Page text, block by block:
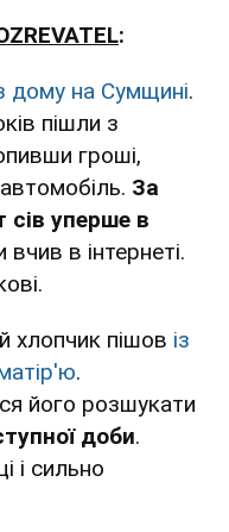
:
дому на Сумщині.
пішли з
гроші,
За
уперше в
в інтернеті.
хлопчик пішов із
.
його розшукати
доби.
і сильно